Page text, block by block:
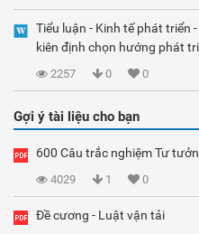
Tiểu luận - Kinh tế phát triển
kiên định chọn hướng phát
2257 0 0
Gợi ý tài liệu cho bạn
600 Câu trắc nghiệm Tư
4029 1 0
Đề cương - Luật vận tải